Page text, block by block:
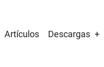
Artículos Descargas